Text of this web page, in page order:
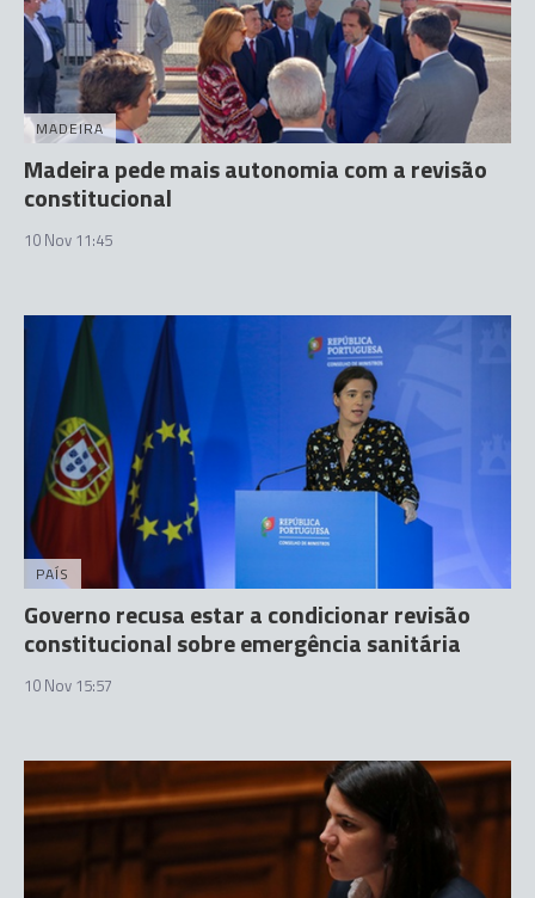
MADEIRA
Madeira pede mais autonomia com a revisão
constitucional
10 Nov 11:45
PAÍS
Governo recusa estar a condicionar revisão
constitucional sobre emergência sanitária
10 Nov 15:57